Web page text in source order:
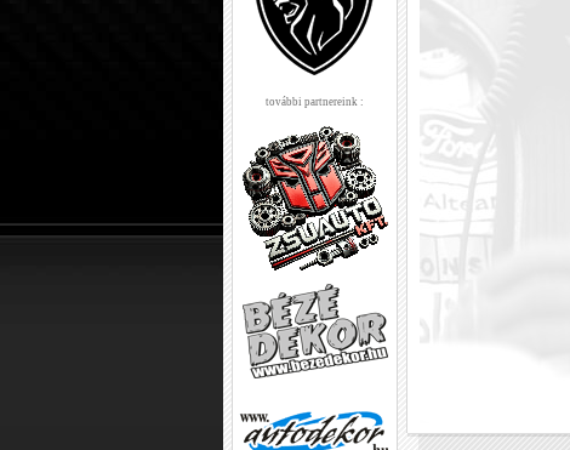
további partnereink :